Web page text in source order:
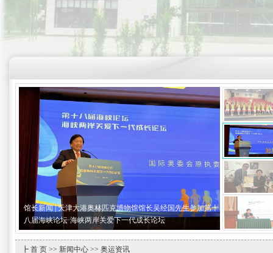
馆长新闻 | 天津大港奥林匹克博物馆馆长吴经国先生参加第十
八届海峡论坛·海峡两岸关爱下一代成长论坛
┣ 首 页 >> 新闻中心 >> 奥运资讯